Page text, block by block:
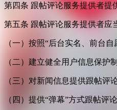
第四条 跟帖评论服务提供者提
第五条 跟帖评论服务提供者应
（一）按照“后台实名、前台
（二）建立健全用户信息保
（三）对新闻信息提供跟帖评
（四）提供“弹幕”方式跟帖评